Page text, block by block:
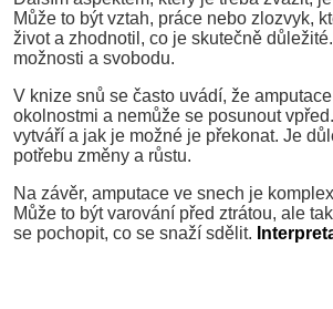
Může to být vztah, práce nebo zlozvyk,
život a zhodnotil, co je skutečně
možnosti a svobodu.
V knize snů se často uvádí, že
okolnostmi a nemůže se posunout
vytváří a jak je možné je překonat. Je
potřebu změny a růstu.
Na závěr, amputace ve snech je
Může to být varování před ztrátou, ale
se pochopit, co se snaží sdělit.